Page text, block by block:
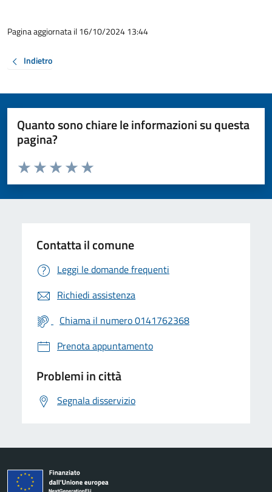
Pagina aggiornata il 16/10/2024 13:44
Indietro
Quanto sono chiare le informazioni su questa
pagina?
Valuta da 1 a 5 stelle la pagina
Valuta 5 stelle su 5
Valuta 4 stelle su 5
Valuta 3 stelle su 5
Valuta 2 stelle su 5
Valuta 1 stelle su 5
Contatta il comune
Leggi le domande frequenti
Richiedi assistenza
Chiama il numero 0141762368
Prenota appuntamento
Problemi in città
Segnala disservizio